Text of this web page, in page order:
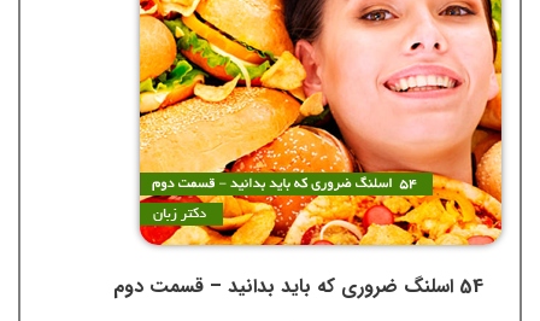
54 اسلنگ ضروری که باید بدانید – قسمت دوم